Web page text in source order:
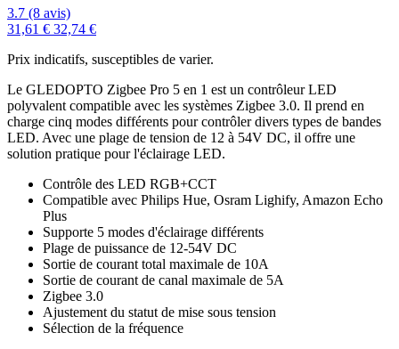
3.7 (8 avis)
31,61 € 32,74 €
Prix indicatifs, susceptibles de varier.
Le GLEDOPTO Zigbee Pro 5 en 1 est un contrôleur LED
polyvalent compatible avec les systèmes Zigbee 3.0. Il prend en
charge cinq modes différents pour contrôler divers types de bandes
LED. Avec une plage de tension de 12 à 54V DC, il offre une
solution pratique pour l'éclairage LED.
Contrôle des LED RGB+CCT
Compatible avec Philips Hue, Osram Lighify, Amazon Echo
Plus
Supporte 5 modes d'éclairage différents
Plage de puissance de 12-54V DC
Sortie de courant total maximale de 10A
Sortie de courant de canal maximale de 5A
Zigbee 3.0
Ajustement du statut de mise sous tension
Sélection de la fréquence